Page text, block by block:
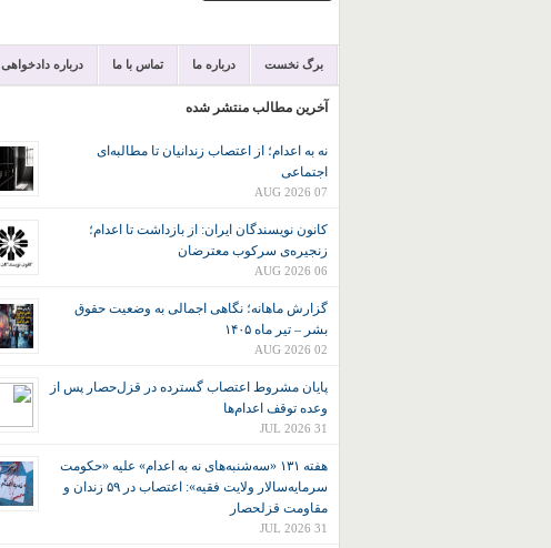
برگ نخست درباره ما تماس با ما درباره دادخواهی
آخرین مطالب منتشر شده
نه به اعدام؛ از اعتصاب زندانیان تا مطالبه‌ای
اجتماعی
07 AUG 2026
کانون نويسندگان ايران: از بازداشت تا اعدام؛
زنجیره‌ی سرکوب معترضان
06 AUG 2026
گزارش ماهانه؛ نگاهی اجمالی به وضعیت حقوق
بشر – تیر ماه ۱۴۰۵
02 AUG 2026
پایان مشروط اعتصاب گسترده در قزل‌حصار پس از
وعده توقف اعدام‌ها
31 JUL 2026
هفته ۱۳۱ «سه‌شنبه‌های نه به اعدام» علیه «حکومت
سرمایه‌سالار ولایت فقیه»: اعتصاب در ۵۹ زندان و
مقاومت قزلحصار
31 JUL 2026